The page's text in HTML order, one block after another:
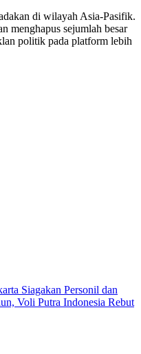
di wilayah Asia-Pasifik.
menghapus sejumlah besar
politik pada platform lebih
Siagakan Personil dan
Voli Putra Indonesia Rebut